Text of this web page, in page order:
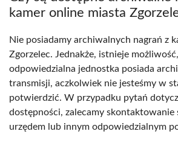
kamer online miasta
Nie posiadamy archiwalnych nagrań z
Zgorzelec. Jednakże, istnieje
odpowiedzialna jednostka posiada
transmisji, aczkolwiek nie jesteśmy w
potwierdzić. W przypadku pytań
dostępności, zalecamy skontaktowanie
urzędem lub innym odpowiedzialnym